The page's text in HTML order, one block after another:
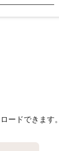
ードできます。